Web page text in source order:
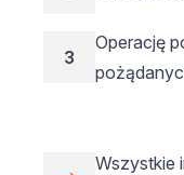
3
Operację
Wszystkie